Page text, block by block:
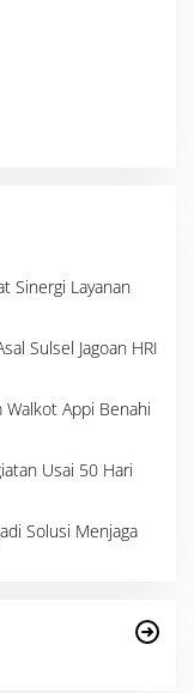
Sinergi Layanan
Sulsel Jagoan HRI
Appi Benahi
Usai 50 Hari
Solusi Menjaga